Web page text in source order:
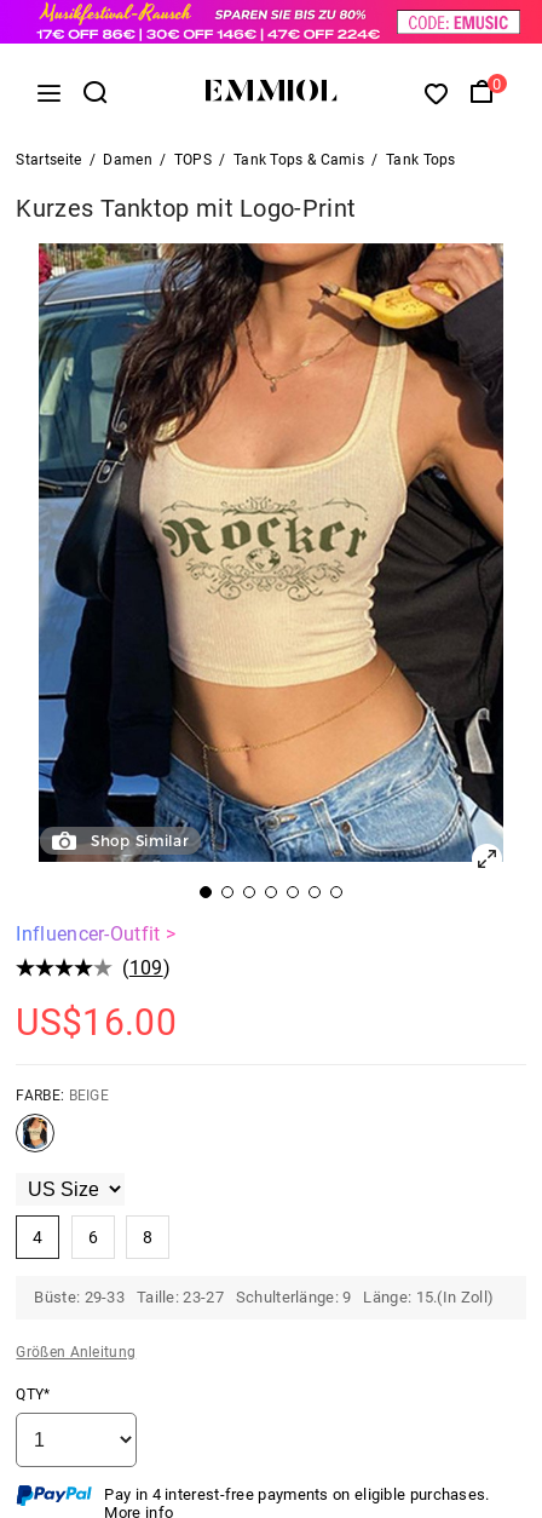
0
Startseite / Damen / TOPS / Tank Tops & Camis / Tank Tops
Kurzes Tanktop mit Logo-Print
Shop Similar
Influencer-Outfit >
(109)
US$16.00
FARBE: BEIGE
4 6 8
Büste: 29-33 Taille: 23-27 Schulterlänge: 9 Länge: 15.(In Zoll)
Größen Anleitung
QTY*
Pay in 4 interest-free payments on eligible purchases.
More info